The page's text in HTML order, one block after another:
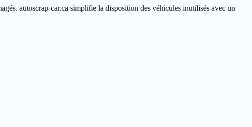
autoscrap-car.ca simplifie la disposition des véhicules inutilisés avec un